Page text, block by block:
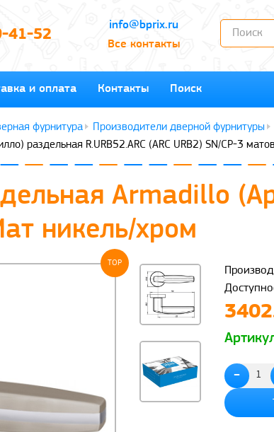
41-52
info@bprix.ru
Все контакты
и оплата Контакты Поиск
фурнитура Производители дверной фурнитуры
раздельная R.URB52.ARC (ARC URB2) SN/CP-3
Armadillo
никель/хром
TOP
-